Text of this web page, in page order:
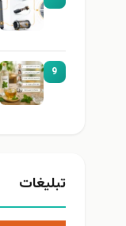
9
تبلیغات